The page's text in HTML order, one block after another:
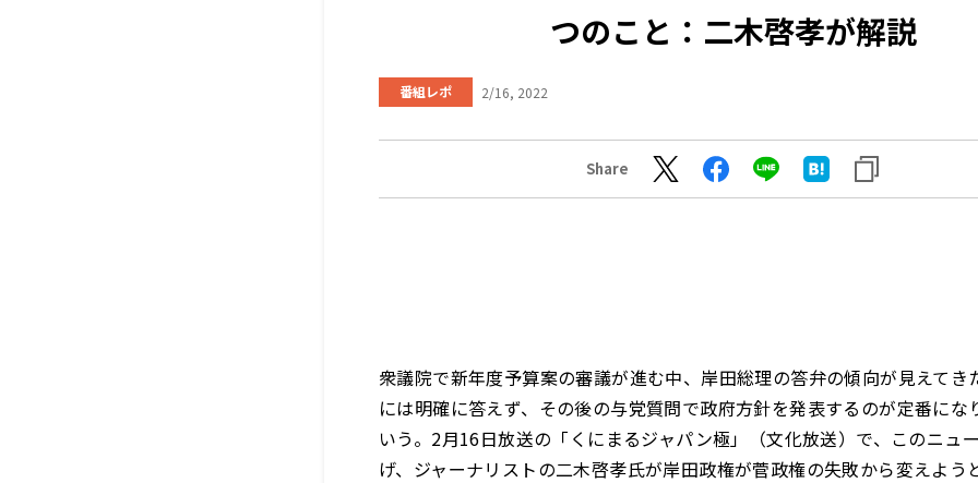
つのこと：二木啓孝が解説
番組レポ 2/16, 2022
Share
衆議院で新年度予算案の審議が進む中、岸田総理の答弁の傾向が見えてき
には明確に答えず、その後の与党質問で政府方針を発表するのが定番にな
いう。2月16日放送の「くにまるジャパン極」（文化放送）で、このニュ
げ、ジャーナリストの二木啓孝氏が岸田政権が菅政権の失敗から変えよう